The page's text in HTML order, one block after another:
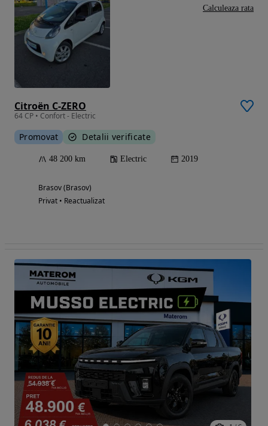
Citroën C-ZERO
64 CP • Confort - Electric
Promovat Detalii verificate
48 200 km Electric 2019
Brasov (Brasov)
Privat • Reactualizat
Calculeaza rata